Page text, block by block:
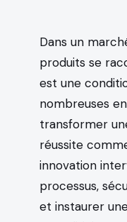
Dans un
produits se
est une
nombreuses
transformer
réussite
innovation
processus,
et instaurer